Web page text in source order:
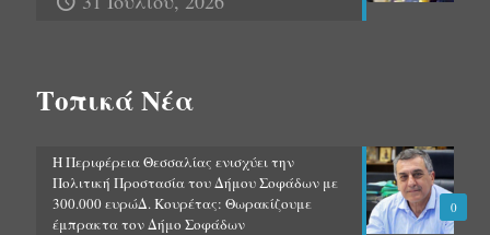
Τοπικά Νέα
0
Η Περιφέρεια Θεσσαλίας ενισχύει την
Πολιτική Προστασία του Δήμου Σοφάδων με
300.000 ευρώΔ. Κουρέτας: Θωρακίζουμε
έμπρακτα τον Δήμο Σοφάδων